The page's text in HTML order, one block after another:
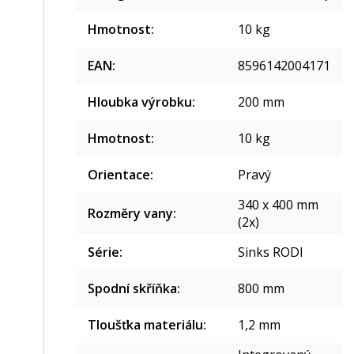
Hmotnost: 10 kg
EAN: 8596142004171
Hloubka výrobku: 200 mm
Hmotnost: 10 kg
Orientace: Pravý
Rozměry vany:
340 x 400 mm
(2x)
Série: Sinks RODI
Spodní skříňka: 800 mm
Tloušťka materiálu: 1,2 mm